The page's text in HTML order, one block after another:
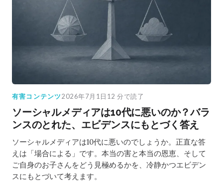
有害コンテンツ2026年7月1日 12 分で読了
ソーシャルメディアは10代に悪いのか？バラ
ンスのとれた、エビデンスにもとづく答え
ソーシャルメディアは10代に悪いのでしょうか。正直な答
えは「場合による」です。本当の害と本当の恩恵、そして
ご自身のお子さんをどう見極めるかを、冷静かつエビデン
スにもとづいて考えます。